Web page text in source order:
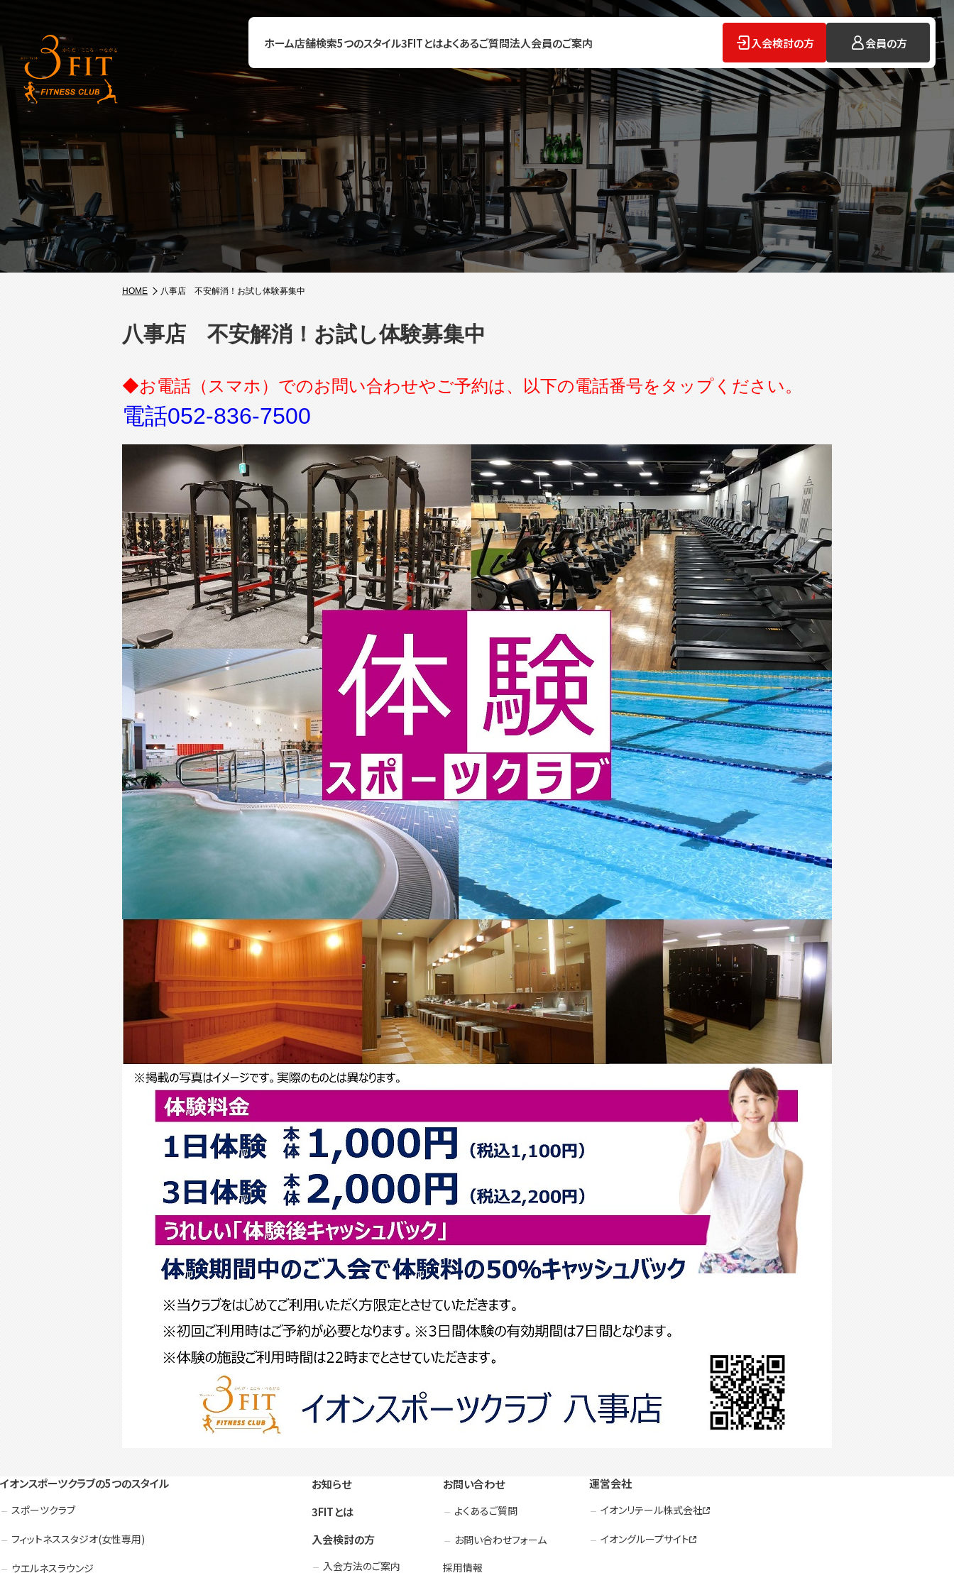
ホーム店舗検索5つのスタイル3FITとはよくあるご質問法人会員のご案内 入会検討の方 会員の方
HOME 八事店 不安解消！お試し体験募集中
八事店 不安解消！お試し体験募集中
◆お電話（スマホ）でのお問い合わせやご予約は、以下の電話番号をタップください。
電話052-836-7500
イオンスポーツクラブの5つのスタイル
スポーツクラブ
フィットネススタジオ(女性専用)
ウエルネスラウンジ
お知らせ
3FITとは
入会検討の方
入会方法のご案内
お問い合わせ
よくあるご質問
お問い合わせフォーム
採用情報
運営会社
イオンリテール株式会社
イオングループサイト